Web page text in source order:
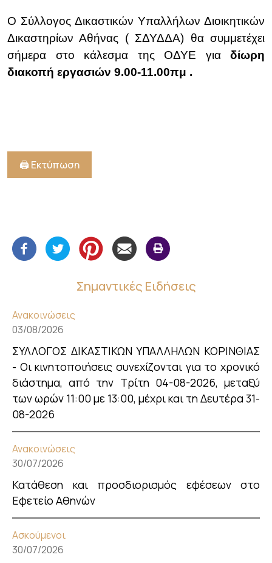
Σημαντικές Ειδήσεις
Ανακοινώσεις
03/08/2026
ΣΥΛΛΟΓΟΣ ΔΙΚΑΣΤΙΚΩΝ ΥΠΑΛΛΗΛΩΝ ΚΟΡΙΝΘΙΑΣ
- Οι κινητοποιήσεις συνεχίζονται για το χρονικό
διάστημα, από την Τρίτη 04-08-2026, μεταξύ
των ωρών 11:00 με 13:00, μέχρι και τη Δευτέρα 31-
08-2026
Ανακοινώσεις
30/07/2026
Κατάθεση και προσδιορισμός εφέσεων στο
Εφετείο Αθηνών
Ασκούμενοι
30/07/2026
Ο Σύλλογος Δικαστικών Υπαλλήλων Διοικητικών
Δικαστηρίων Αθήνας ( ΣΔΥΔΔΑ) θα συμμετέχει
σήμερα στο κάλεσμα της ΟΔΥΕ για δίωρη
διακοπή εργασιών 9.00-11.00πμ .
🖨️ Εκτύπωση